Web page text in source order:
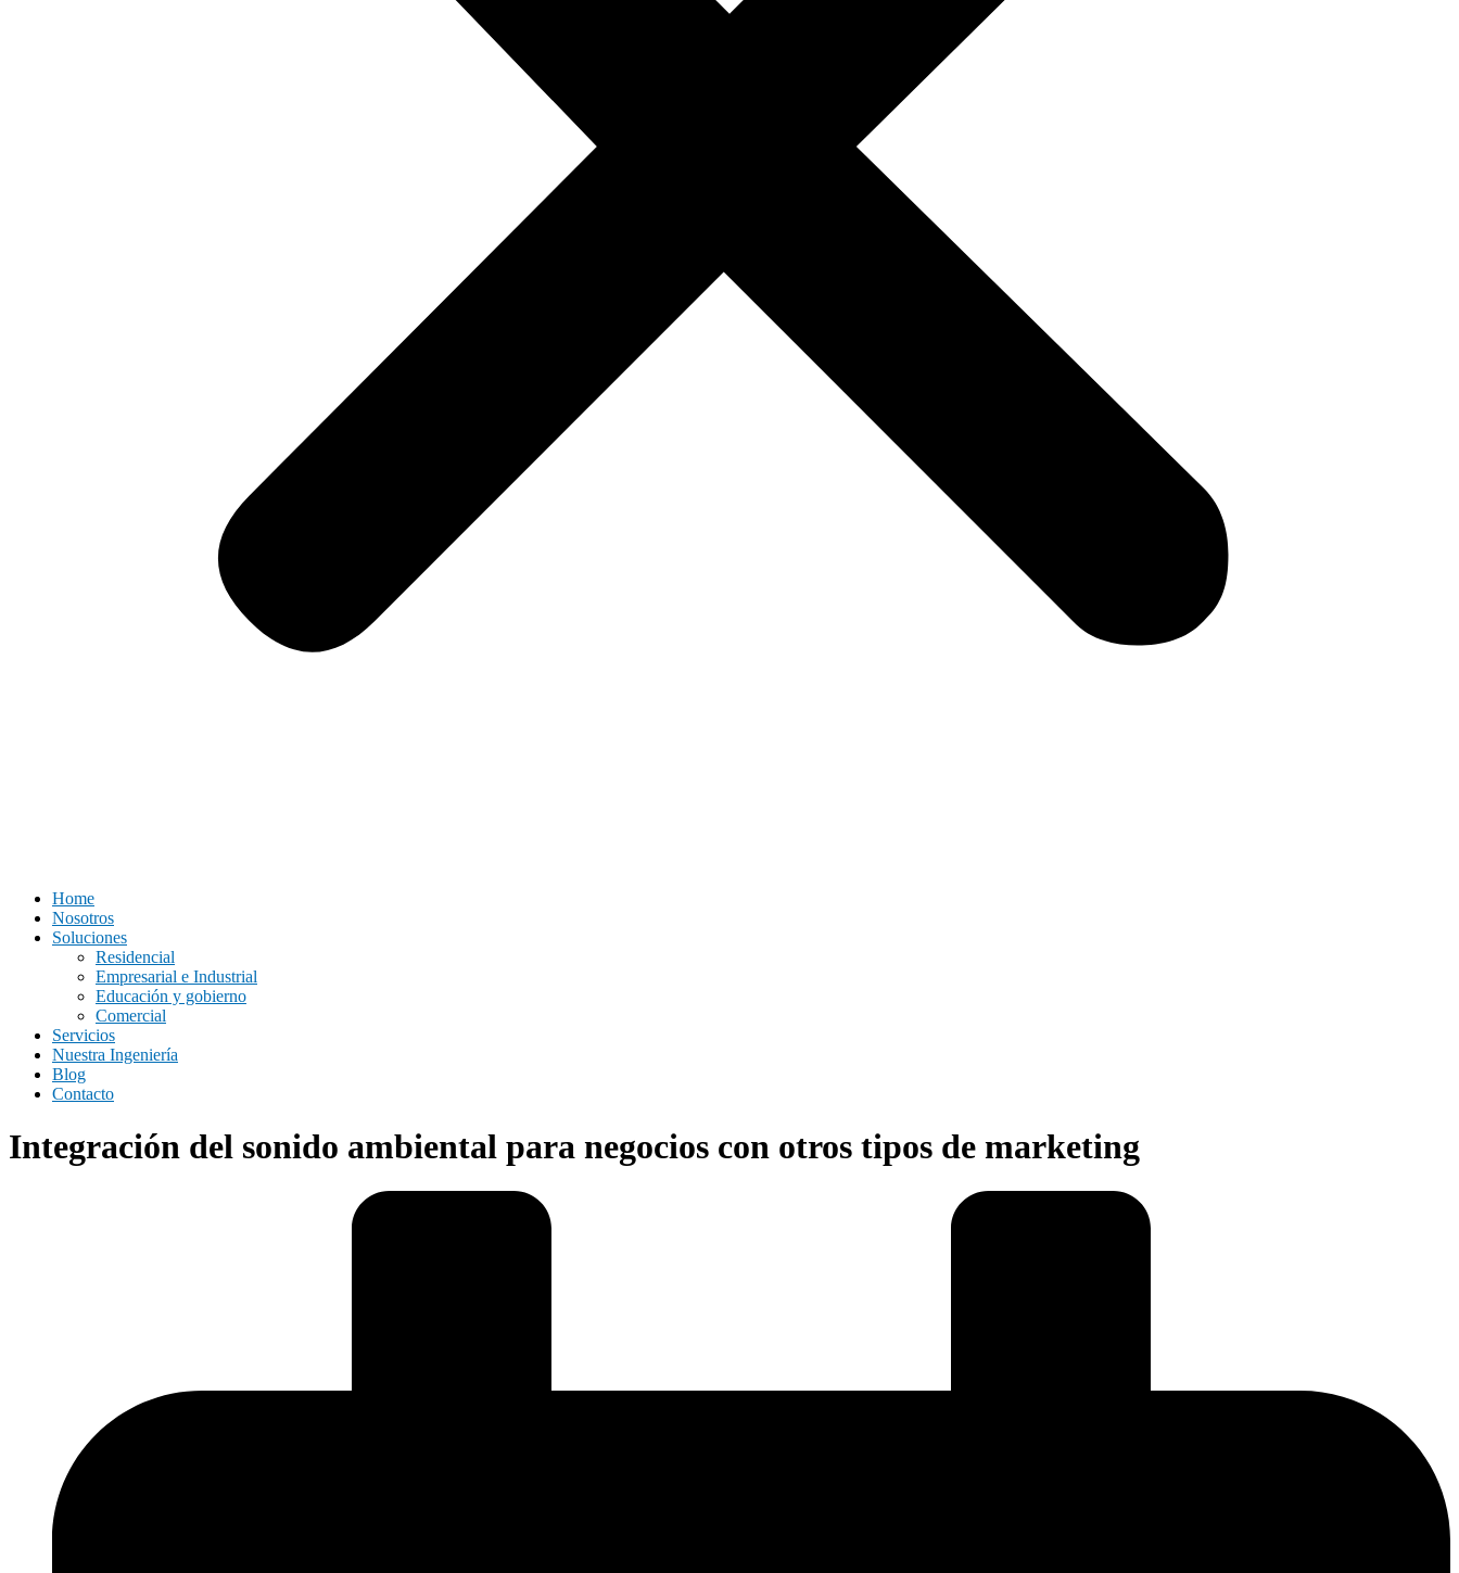
Home
Nosotros
Soluciones
Residencial
Empresarial e Industrial
Educación y gobierno
Comercial
Servicios
Nuestra Ingeniería
Blog
Contacto
Integración del sonido ambiental para negocios con otros tipos de marketing